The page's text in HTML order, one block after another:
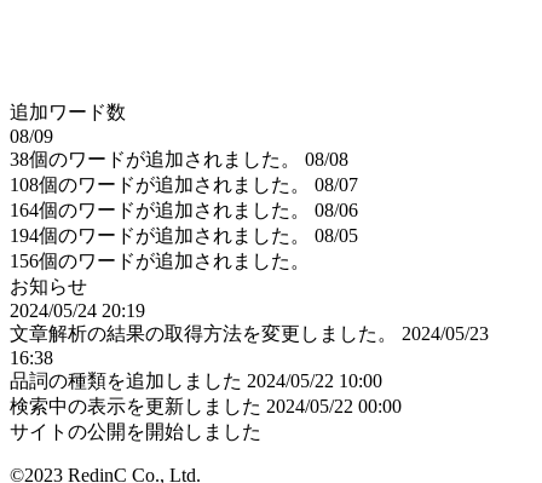
追加ワード数
08/09
38個のワードが追加されました。
08/08
108個のワードが追加されました。
08/07
164個のワードが追加されました。
08/06
194個のワードが追加されました。
08/05
156個のワードが追加されました。
お知らせ
2024/05/24 20:19
文章解析の結果の取得方法を変更しました。
2024/05/23
16:38
品詞の種類を追加しました 2024/05/22 10:00
検索中の表示を更新しました 2024/05/22 00:00
サイトの公開を開始しました
©2023 RedinC Co., Ltd.